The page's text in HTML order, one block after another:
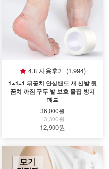
4.8 사용후기 (1,994)
1+1+1 뒤꿈치 안심밴드 새 신발 뒷
꿈치 까짐 구두 발 보호 물집 방지
패드
36,000원
13,300원
12,900원